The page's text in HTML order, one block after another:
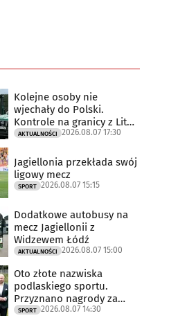
Kolejne osoby nie
wjechały do Polski.
Kontrole na granicy z Litwą
trwają
AKTUALNOŚCI 2026.08.07 17:30
Jagiellonia przekłada swój
ligowy mecz
SPORT 2026.08.07 15:15
Dodatkowe autobusy na
mecz Jagiellonii z
Widzewem Łódź
AKTUALNOŚCI 2026.08.07 15:00
Oto złote nazwiska
podlaskiego sportu.
Przyznano nagrody za
2025 rok
SPORT 2026.08.07 14:30